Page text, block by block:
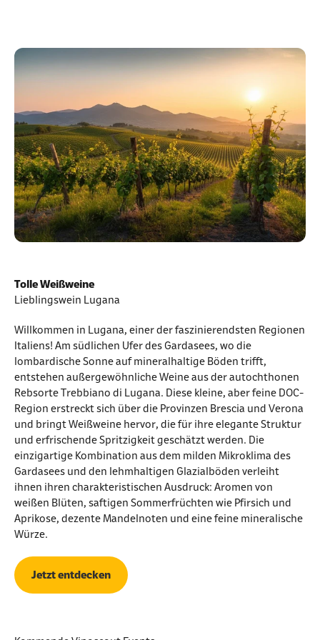
Tolle Weißweine
Lieblingswein Lugana
Willkommen in Lugana, einer der faszinierendsten Regionen
Italiens! Am südlichen Ufer des Gardasees, wo die
lombardische Sonne auf mineralhaltige Böden trifft,
entstehen außergewöhnliche Weine aus der autochthonen
Rebsorte Trebbiano di Lugana. Diese kleine, aber feine DOC-
Region erstreckt sich über die Provinzen Brescia und Verona
und bringt Weißweine hervor, die für ihre elegante Struktur
und erfrischende Spritzigkeit geschätzt werden. Die
einzigartige Kombination aus dem milden Mikroklima des
Gardasees und den lehmhaltigen Glazialböden verleiht
ihnen ihren charakteristischen Ausdruck: Aromen von
weißen Blüten, saftigen Sommerfrüchten wie Pfirsich und
Aprikose, dezente Mandelnoten und eine feine mineralische
Würze.
Jetzt entdecken